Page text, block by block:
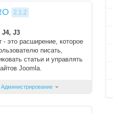
2.1.2
J3
это расширение, которое
писать,
статьи и управлять
Joomla.
Администрирование